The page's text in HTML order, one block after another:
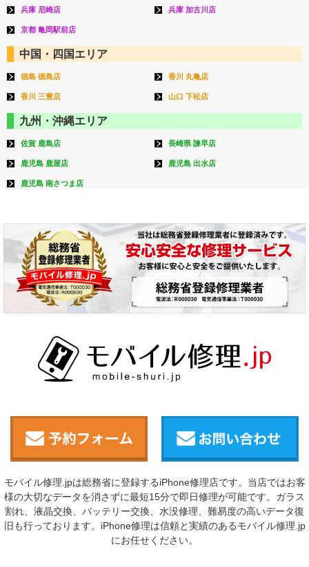
兵庫 尼崎店 兵庫 加古川店
京都 亀岡駅前店
中国・四国エリア
徳島 徳島店 香川 丸亀店
香川 三豊店 山口 下松店
九州・沖縄エリア
佐賀 鹿島店 長崎県 諫早店
鹿児島 鹿屋店 鹿児島 出水店
鹿児島 南さつま店
モバイル修理.jpは総務省に登録するiPhone修理店です。当店ではお客
様の大切なデータを消さずに最短15分で即日修理が可能です。ガラス
割れ、液晶交換、バッテリー交換、水没修理、難易度の高いデータ復
旧も行っております。iPhone修理は信頼と実績のあるモバイル修理.jp
にお任せください。